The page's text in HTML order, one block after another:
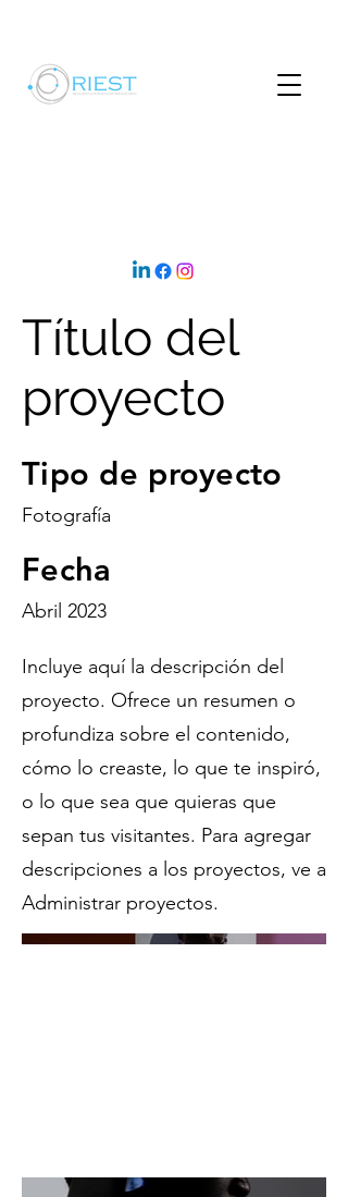
Título del
proyecto
Tipo de proyecto
Fotografía
Fecha
Abril 2023
Incluye aquí la descripción del
proyecto. Ofrece un resumen o
profundiza sobre el contenido,
cómo lo creaste, lo que te inspiró,
o lo que sea que quieras que
sepan tus visitantes. Para agregar
descripciones a los proyectos, ve a
Administrar proyectos.